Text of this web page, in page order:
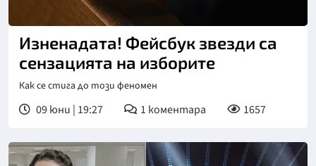
Изненадата! Фейсбук звезди са
сензацията на изборите
Как се стига до този феномен
09 юни | 19:27 1 коментара 1657